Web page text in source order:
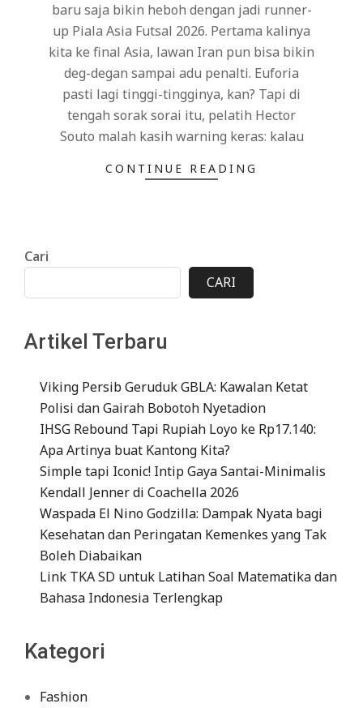
baru saja bikin heboh dengan jadi runner-
up Piala Asia Futsal 2026. Pertama kalinya
kita ke final Asia, lawan Iran pun bisa bikin
deg-degan sampai adu penalti. Euforia
pasti lagi tinggi-tingginya, kan? Tapi di
tengah sorak sorai itu, pelatih Hector
Souto malah kasih warning keras: kalau
CONTINUE READING
Cari
CARI
Artikel Terbaru
Viking Persib Geruduk GBLA: Kawalan Ketat
Polisi dan Gairah Bobotoh Nyetadion
IHSG Rebound Tapi Rupiah Loyo ke Rp17.140:
Apa Artinya buat Kantong Kita?
Simple tapi Iconic! Intip Gaya Santai-Minimalis
Kendall Jenner di Coachella 2026
Waspada El Nino Godzilla: Dampak Nyata bagi
Kesehatan dan Peringatan Kemenkes yang Tak
Boleh Diabaikan
Link TKA SD untuk Latihan Soal Matematika dan
Bahasa Indonesia Terlengkap
Kategori
Fashion